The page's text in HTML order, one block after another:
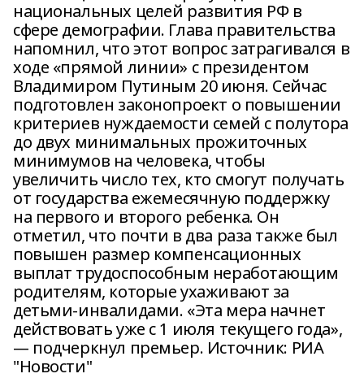
национальных целей развития РФ в
сфере демографии. Глава правительства
напомнил, что этот вопрос затрагивался в
ходе «прямой линии» с президентом
Владимиром Путиным 20 июня. Сейчас
подготовлен законопроект о повышении
критериев нуждаемости семей с полутора
до двух минимальных прожиточных
минимумов на человека, чтобы
увеличить число тех, кто смогут получать
от государства ежемесячную поддержку
на первого и второго ребенка. Он
отметил, что почти в два раза также был
повышен размер компенсационных
выплат трудоспособным неработающим
родителям, которые ухаживают за
детьми-инвалидами. «Эта мера начнет
действовать уже с 1 июля текущего года»,
— подчеркнул премьер. Источник: РИА
"Новости"